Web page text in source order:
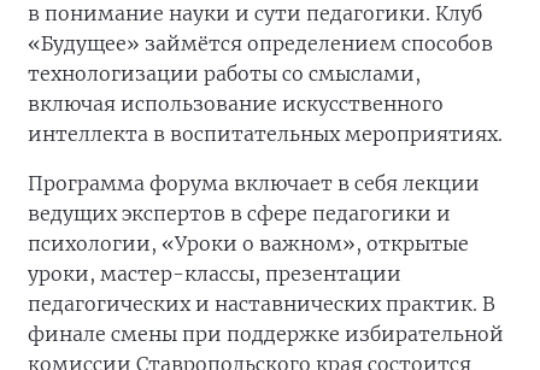
в понимание науки и сути педагогики. Клуб
«Будущее» займётся определением способов
технологизации работы со смыслами,
включая использование искусственного
интеллекта в воспитательных мероприятиях.
Программа форума включает в себя лекции
ведущих экспертов в сфере педагогики и
психологии, «Уроки о важном», открытые
уроки, мастер-классы, презентации
педагогических и наставнических практик. В
финале смены при поддержке избирательной
комиссии Ставропольского края состоится